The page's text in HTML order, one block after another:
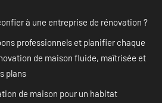
à une entreprise de rénovation ?
professionnels et planifier chaque
de maison fluide, maîtrisée et
plans
de maison pour un habitat